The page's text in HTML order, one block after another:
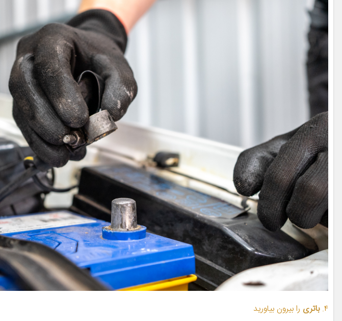
۴. باتری را بیرون بیاورید